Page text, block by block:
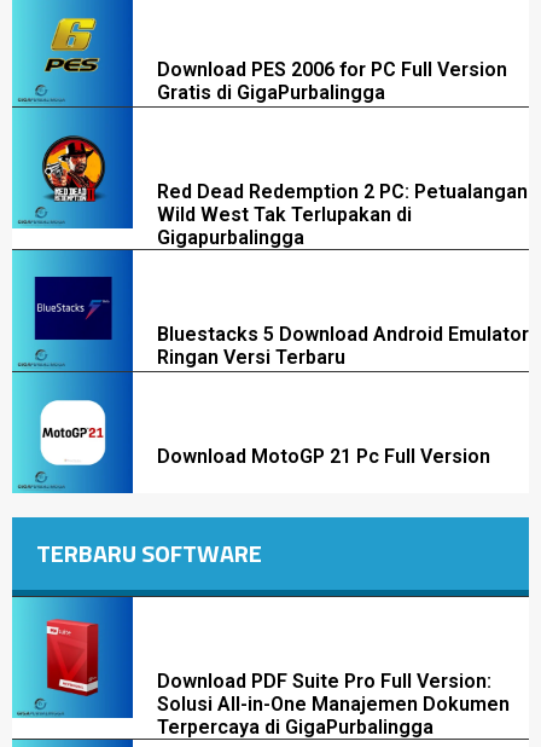
Download PES 2006 for PC Full Version
Gratis di GigaPurbalingga
Red Dead Redemption 2 PC: Petualangan
Wild West Tak Terlupakan di
Gigapurbalingga
Bluestacks 5 Download Android Emulator
Ringan Versi Terbaru
Download MotoGP 21 Pc Full Version
TERBARU SOFTWARE
Download PDF Suite Pro Full Version:
Solusi All-in-One Manajemen Dokumen
Terpercaya di GigaPurbalingga